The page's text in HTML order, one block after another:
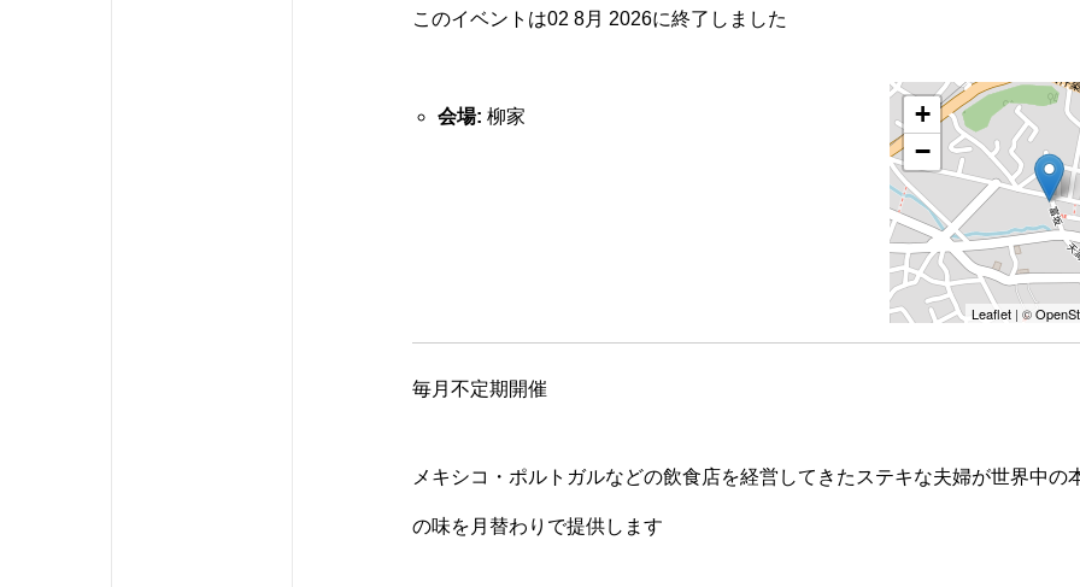
このイベントは02 8月 2026に終了しました
会場: 柳家
+
−
Leaflet | ©
毎月不定期開催
メキシコ・ポルトガルなどの飲食店を経営してきたステキな夫婦が世界中の
の味を月替わりで提供します